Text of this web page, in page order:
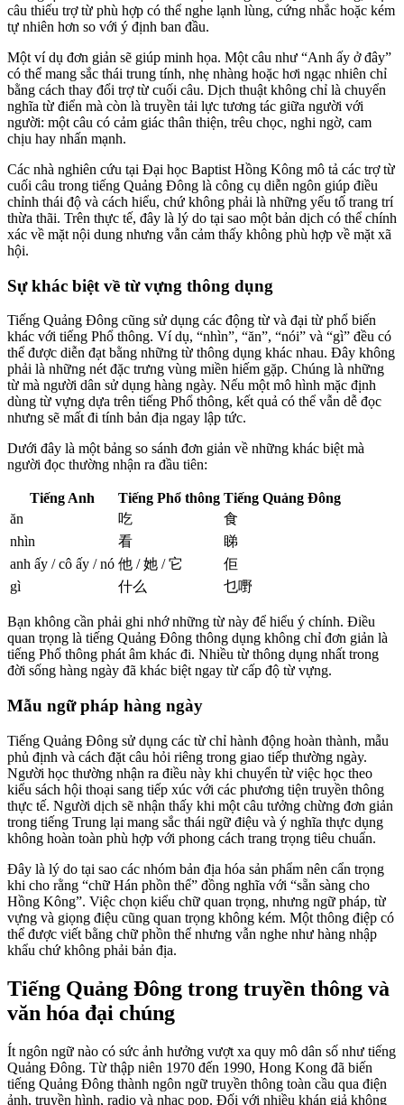
câu thiếu trợ từ phù hợp có thể nghe lạnh lùng, cứng nhắc hoặc kém
tự nhiên hơn so với ý định ban đầu.
Một ví dụ đơn giản sẽ giúp minh họa. Một câu như “Anh ấy ở đây”
có thể mang sắc thái trung tính, nhẹ nhàng hoặc hơi ngạc nhiên chỉ
bằng cách thay đổi trợ từ cuối câu. Dịch thuật không chỉ là chuyển
nghĩa từ điển mà còn là truyền tải lực tương tác giữa người với
người: một câu có cảm giác thân thiện, trêu chọc, nghi ngờ, cam
chịu hay nhấn mạnh.
Các nhà nghiên cứu tại Đại học Baptist Hồng Kông mô tả các trợ từ
cuối câu trong tiếng Quảng Đông là công cụ diễn ngôn giúp điều
chỉnh thái độ và cách hiểu, chứ không phải là những yếu tố trang trí
thừa thãi. Trên thực tế, đây là lý do tại sao một bản dịch có thể chính
xác về mặt nội dung nhưng vẫn cảm thấy không phù hợp về mặt xã
hội.
Sự khác biệt về từ vựng thông dụng
Tiếng Quảng Đông cũng sử dụng các động từ và đại từ phổ biến
khác với tiếng Phổ thông. Ví dụ, “nhìn”, “ăn”, “nói” và “gì” đều có
thể được diễn đạt bằng những từ thông dụng khác nhau. Đây không
phải là những nét đặc trưng vùng miền hiếm gặp. Chúng là những
từ mà người dân sử dụng hàng ngày. Nếu một mô hình mặc định
dùng từ vựng dựa trên tiếng Phổ thông, kết quả có thể vẫn dễ đọc
nhưng sẽ mất đi tính bản địa ngay lập tức.
Dưới đây là một bảng so sánh đơn giản về những khác biệt mà
người đọc thường nhận ra đầu tiên:
Tiếng Anh Tiếng Phổ thông Tiếng Quảng Đông
ăn
吃
食
nhìn
看
睇
anh ấy / cô ấy / nó 他 / 她 / 它
佢
gì
什么 乜嘢
Bạn không cần phải ghi nhớ những từ này để hiểu ý chính. Điều
quan trọng là tiếng Quảng Đông thông dụng không chỉ đơn giản là
tiếng Phổ thông phát âm khác đi. Nhiều từ thông dụng nhất trong
đời sống hàng ngày đã khác biệt ngay từ cấp độ từ vựng.
Mẫu ngữ pháp hàng ngày
Tiếng Quảng Đông sử dụng các từ chỉ hành động hoàn thành, mẫu
phủ định và cách đặt câu hỏi riêng trong giao tiếp thường ngày.
Người học thường nhận ra điều này khi chuyển từ việc học theo
kiểu sách hội thoại sang tiếp xúc với các phương tiện truyền thông
thực tế. Người dịch sẽ nhận thấy khi một câu tưởng chừng đơn giản
trong tiếng Trung lại mang sắc thái ngữ điệu và ý nghĩa thực dụng
không hoàn toàn phù hợp với phong cách trang trọng tiêu chuẩn.
Đây là lý do tại sao các nhóm bản địa hóa sản phẩm nên cẩn trọng
khi cho rằng “chữ Hán phồn thể” đồng nghĩa với “sẵn sàng cho
Hồng Kông”. Việc chọn kiểu chữ quan trọng, nhưng ngữ pháp, từ
vựng và giọng điệu cũng quan trọng không kém. Một thông điệp có
thể được viết bằng chữ phồn thể nhưng vẫn nghe như hàng nhập
khẩu chứ không phải bản địa.
Tiếng Quảng Đông trong truyền thông và
văn hóa đại chúng
Ít ngôn ngữ nào có sức ảnh hưởng vượt xa quy mô dân số như tiếng
Quảng Đông. Từ thập niên 1970 đến 1990, Hong Kong đã biến
tiếng Quảng Đông thành ngôn ngữ truyền thông toàn cầu qua điện
ảnh, truyền hình, radio và nhạc pop. Đối với nhiều khán giả không